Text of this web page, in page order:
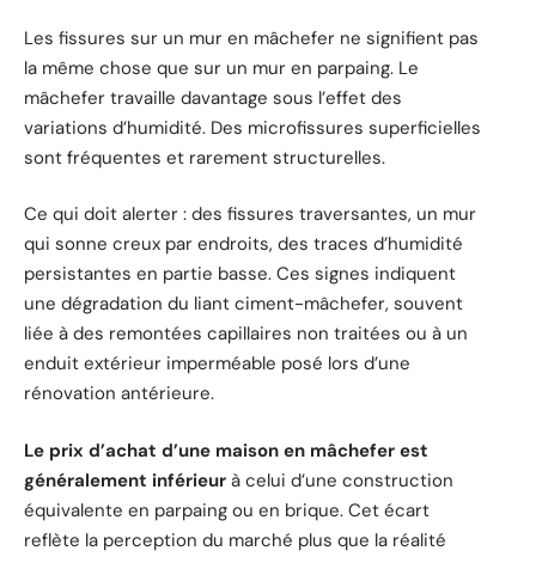
Les fissures sur un mur en mâchefer ne signifient pas
la même chose que sur un mur en parpaing. Le
mâchefer travaille davantage sous l’effet des
variations d’humidité. Des microfissures superficielles
sont fréquentes et rarement structurelles.
Ce qui doit alerter : des fissures traversantes, un mur
qui sonne creux par endroits, des traces d’humidité
persistantes en partie basse. Ces signes indiquent
une dégradation du liant ciment-mâchefer, souvent
liée à des remontées capillaires non traitées ou à un
enduit extérieur imperméable posé lors d’une
rénovation antérieure.
Le prix d’achat d’une maison en mâchefer est
généralement inférieur à celui d’une construction
équivalente en parpaing ou en brique. Cet écart
reflète la perception du marché plus que la réalité